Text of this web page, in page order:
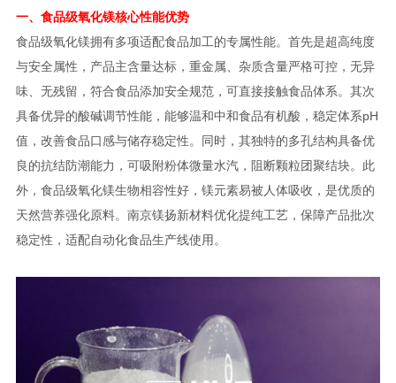
一、食品级氧化镁核心性能优势
食品级氧化镁拥有多项适配食品加工的专属性能。首先是超高纯度
与安全属性，产品主含量达标，重金属、杂质含量严格可控，无异
味、无残留，符合食品添加安全规范，可直接接触食品体系。其次
具备优异的酸碱调节性能，能够温和中和食品有机酸，稳定体系pH
值，改善食品口感与储存稳定性。同时，其独特的多孔结构具备优
良的抗结防潮能力，可吸附粉体微量水汽，阻断颗粒团聚结块。此
外，食品级氧化镁生物相容性好，镁元素易被人体吸收，是优质的
天然营养强化原料。南京镁扬新材料优化提纯工艺，保障产品批次
稳定性，适配自动化食品生产线使用。